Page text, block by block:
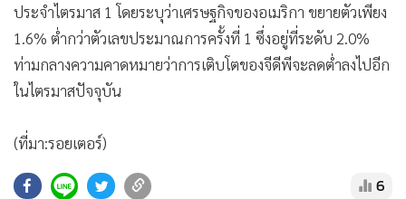
ประจำไตรมาส 1 โดยระบุว่าเศรษฐกิจของอเมริกา ขยายตัวเพียง
1.6% ต่ำกว่าตัวเลขประมาณการครั้งที่ 1 ซึ่งอยู่ที่ระดับ 2.0%
ท่ามกลางความคาดหมายว่าการเติบโตของจีดีพีจะลดต่ำลงไปอีก
ในไตรมาสปัจจุบัน
(ที่มา:รอยเตอร์)
6